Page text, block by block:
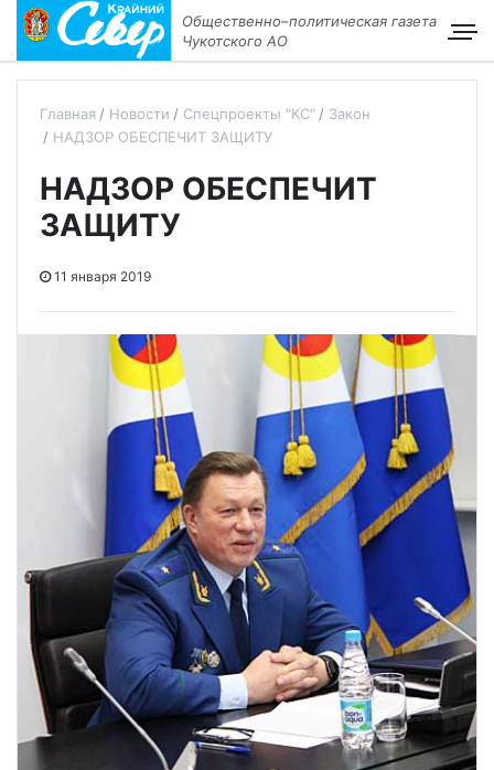
Общественно–политическая газета
Чукотского АО
Главная Новости Спецпроекты "КС"
Закон
НАДЗОР ОБЕСПЕЧИТ ЗАЩИТУ
НАДЗОР ОБЕСПЕЧИТ
ЗАЩИТУ
11 января 2019